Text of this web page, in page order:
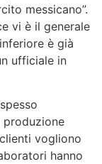
messicano”.
vi è il generale
è già
ufficiale in
produzione
vogliono
hanno